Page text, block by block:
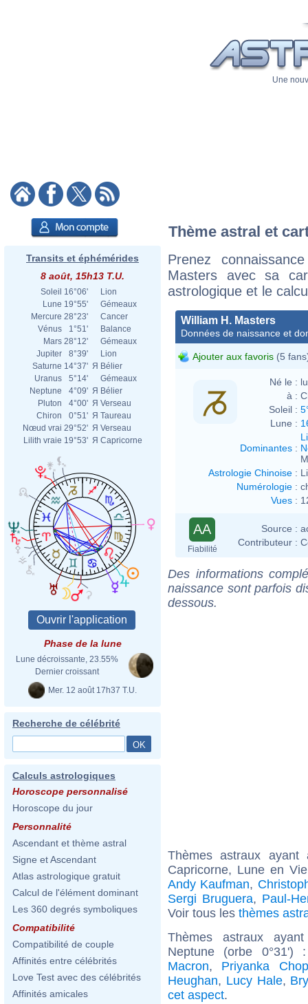
Une
Transits et éphémérides
8 août, 15h13 T.U.
Soleil 16°06'
Lion
Lune 19°55'
Gémeaux
Mercure 28°23'
Cancer
Vénus
1°51'
Balance
Mars 28°12'
Gémeaux
Jupiter
8°39'
Lion
Saturne 14°37' Я Bélier
Uranus
5°14'
Gémeaux
Neptune
4°09' Я Bélier
Pluton
4°00' Я Verseau
Chiron
0°51' Я Taureau
Nœud vrai 29°52' Я Verseau
Lilith vraie 19°53' Я Capricorne
Phase de la lune
Lune décroissante, 23.55%
Dernier croissant
Mer. 12 août 17h37 T.U.
Recherche de célébrité
Calculs astrologiques
Horoscope personnalisé
Horoscope du jour
Personnalité
Ascendant et thème astral
Signe et Ascendant
Atlas astrologique gratuit
Calcul de l'élément dominant
Les 360 degrés symboliques
Compatibilité
Compatibilité de couple
Affinités entre célébrités
Love Test avec des célébrités
Affinités amicales
Thème astral et
Prenez
Masters avec sa
astrologique et le
William H. Masters
Données de naissance et
Ajouter aux favoris (5
Né le :
à :
Soleil :
Lune :
Dominantes :
Astrologie Chinoise :
Numérologie :
Vues :
AA
Fiabilité
Source :
Contributeur :
Des informations
naissance sont parfois
dessous.
Thèmes astraux
Capricorne, Lune en
Andy Kaufman,
Sergi Bruguera, Paul-
Voir tous les thèmes
Thèmes astraux
Neptune (orbe
Macron, Priyanka
Heughan, Lucy Hale,
cet aspect.